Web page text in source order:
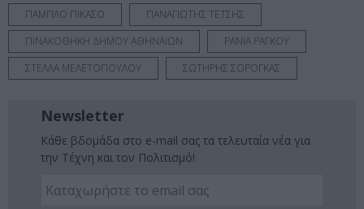
ΠΑΜΠΛΟ ΠΙΚΑΣΟ
ΠΑΝΑΓΙΩΤΗΣ ΤΕΤΣΗΣ
ΠΙΝΑΚΟΘΗΚΗ ΔΗΜΟΥ ΑΘΗΝΑΙΩΝ
ΡΑΝΙΑ ΡΑΓΚΟΥ
ΣΤΕΛΛΑ ΜΕΛΕΤΟΠΟΥΛΟΥ
ΣΩΤΗΡΗΣ ΣΟΡΟΓΚΑΣ
Newsletter
Κάθε βδομάδα στο e-mail σας τα τελευταία νέα για
την Τέχνη και τον Πολιτισμό!